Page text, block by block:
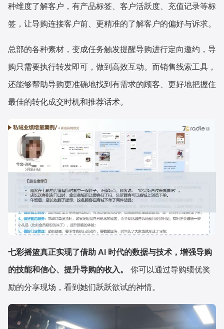
种维度了解客户，有产品标签、客户活跃度、充值记录等标
签，让导购连接客户前、更精准的了解客户的偏好与诉求。
总部的各种素材，变成任务触发提醒导购进行定向邀约，导
购只需要执行转发即可，做到高效互动。而销售线索工具，
还能够帮助导购更准确地找到有需求的顾客、更好地把握住
最佳的转化成交时机和推荐话术。
七彩摇篮真正实现了借助 AI 时代的数据与技术，增强导购
的技能和信心、提升导购的收入。
你可以通过导购绩优奖
励的分享现场，看到她们跃跃欲试的神情。